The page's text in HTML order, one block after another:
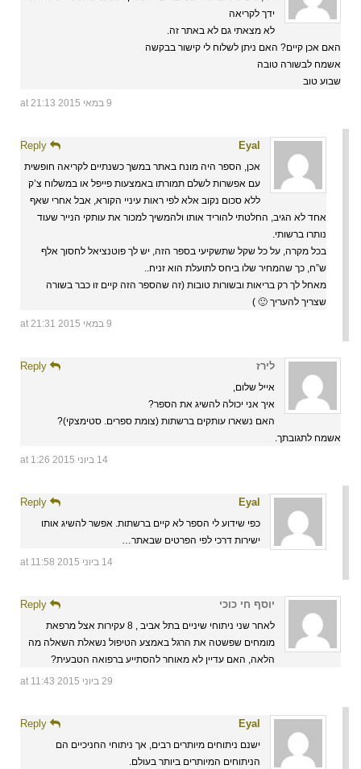
ידך לקריאה
לא מצאתי גם לא באתר זה.
האם אכן קיים? האם ניתן לשלוח לי קישור בבקשה
אשמח לבשורה טובה
שבוע טוב
9 במאי 2015 at 21:13
Eyal
אכן, הספר היה מונח באתר במשך כשנתיים לקריאה חופשית
עם אפשרות לשלם תמורתו באמצעות פייפל או במשלוח צ’ק
ללא סכום נקוב אלא לפי ראות עיניי הקורא, אבל אחרי שאף
אחד לא הגיב, החלטתי להוריד אותו ולהמשיך למכור את עותקי הנייר שעוד
נותרו ברשותי.
בכל מקרה, על כל שקל שתשקיעי בספר הזה, יש לך פוטנציאל לחסוך אלף
ש”ח, כך שהמחיר שלו ביחס לתועלת הוא זניח..
מאחל לך רק בריאות ובשורות טובות (זה שהספר הזה קיים זו כבר בשורה
שצריך להעריך 🙂 )
9 במאי 2015 at 21:31
לירז
אייל שלום,
איך אני יכולה להשיג את הספר?
האם נשארו עותקים ברשתות (צומת ספרים. סטימצקי)?
אשמח לתגובתך.
14 ביוני 2015 at 1:26
Eyal
כפי שידוע לי הספר לא קיים ברשתות. אפשר להשיג אותו
ישירות דרכי לפי הפרטים שבאתר…
14 ביוני 2015 at 11:58
יוסף חי כוכי
לאחר שני ניתוחי שיניים בתל אביב , 8 עקירות אצל מרפאת
מומחים שפשטה את הרגל באמצע הטיפול נשאלת השאלה מה
הלאה, האם עדיין לא מאוחר להסתייע ברפואה הטבעית?
29 ביוני 2015 at 11:43
Eyal
ישנם ניתוחים מיותרים רבים, אך ניתוחי החניכיים הם
הניתוחים המיותרים ביותר בעולם.